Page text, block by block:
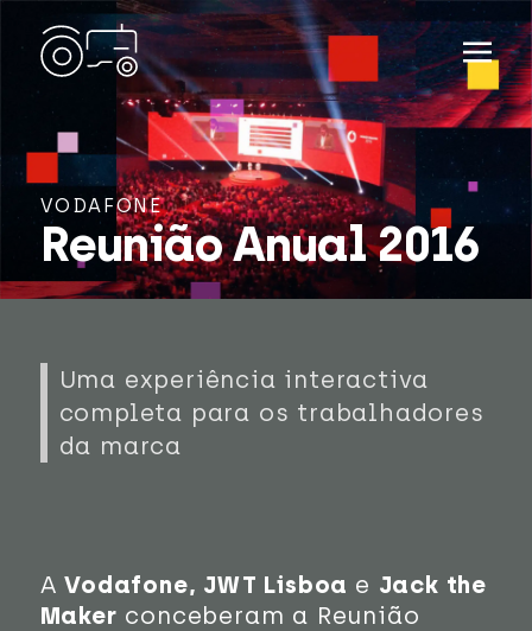
VODAFONE
Reunião Anual 2016
Uma experiência interactiva
completa para os trabalhadores
da marca
AVodafone, JWT Lisboa e Jack the
Maker conceberam a Reunião